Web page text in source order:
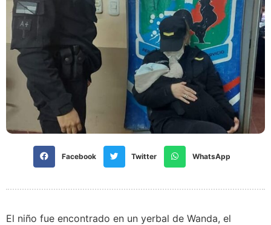
Facebook Twitter WhatsApp
El niño fue encontrado en un yerbal de Wanda, el